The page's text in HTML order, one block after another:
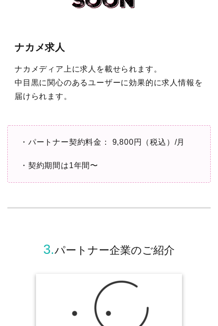
ナカメ求人
ナカメディア上に求人を載せられます。
中目黒に関心のあるユーザーに効果的に求人情報を
届けられます。
・パートナー契約料金： 9,800円（税込）/月
・契約期間は1年間〜
3.パートナー企業のご紹介